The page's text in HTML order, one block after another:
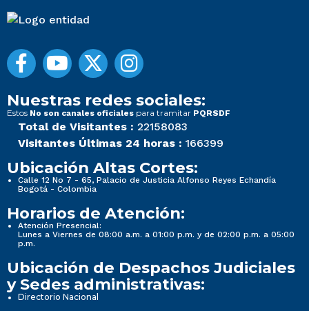
Nuestras redes sociales:
Estos No son canales oficiales para tramitar PQRSDF
Total de Visitantes : 22158083
Visitantes Últimas 24 horas : 166399
Ubicación Altas Cortes:
Calle 12 No 7 - 65, Palacio de Justicia Alfonso Reyes Echandía
Bogotá - Colombia
Horarios de Atención:
Atención Presencial:
Lunes a Viernes de 08:00 a.m. a 01:00 p.m. y de 02:00 p.m. a 05:00
p.m.
Ubicación de Despachos Judiciales
y Sedes administrativas:
Directorio Nacional